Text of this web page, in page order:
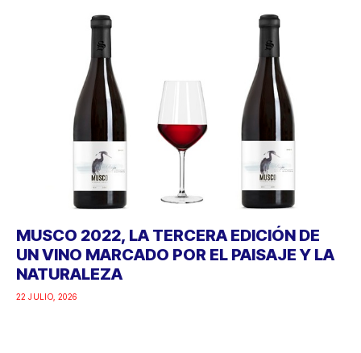
MUSCO 2022, LA TERCERA EDICIÓN DE
UN VINO MARCADO POR EL PAISAJE Y LA
NATURALEZA
22 JULIO, 2026